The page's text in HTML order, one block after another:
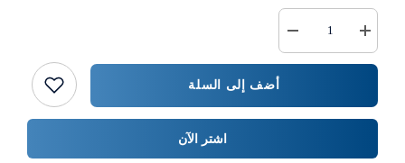
كمية
{{
المنتج
زيادة
كمية
ملعقة
فردي
أضف إلى السلة
اشتر الآن